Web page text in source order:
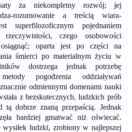
za niekompletny rozwój; jej
rozumowanie a treścią wiara-
superfilozoficznym pojednaniem
rzeczywistości, czego osobowości
oparta jest po części na
śmierci po materialnym życiu w
dostrzega jednak potrzebę
pogodzenia oddziaływań
odmiennymi domenami nauki
z bezskutecznych, ludzkich prób
tą dobrze znaną przepaścią. Jednak
bardziej gmatwać niż oświecać.
wysiłek ludzki, zrobiony w najlepszej